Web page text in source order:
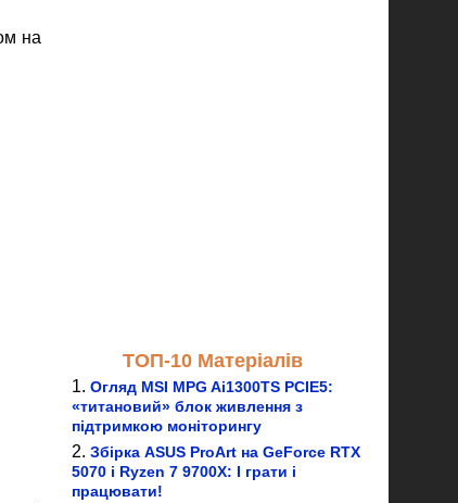
на
ТОП-10 Матеріалів
Огляд MSI MPG Ai1300TS PCIE5:
«титановий» блок живлення з
підтримкою моніторингу
Збірка ASUS ProArt на GeForce RTX
5070 і Ryzen 7 9700X: І грати і
працювати!